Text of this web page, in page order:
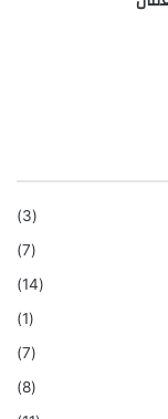
(3)
(7)
(14)
(1)
(7)
(8)